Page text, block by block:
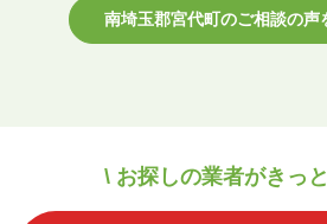
南埼玉郡宮代町のご相談の声
\ お探しの業者がきっ